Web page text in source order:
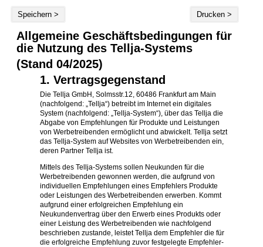
Speichern > Drucken >
Allgemeine Geschäftsbedingungen für
die Nutzung des Tellja-Systems
(Stand 04/2025)
1. Vertragsgegenstand
Die Tellja GmbH, Solmsstr.12, 60486 Frankfurt am Main
(nachfolgend: „Tellja“) betreibt im Internet ein digitales
System (nachfolgend: „Tellja-System“), über das Tellja die
Abgabe von Empfehlungen für Produkte und Leistungen
von Werbetreibenden ermöglicht und abwickelt. Tellja setzt
das Tellja-System auf Websites von Werbetreibenden ein,
deren Partner Tellja ist.
Mittels des Tellja-Systems sollen Neukunden für die
Werbetreibenden gewonnen werden, die aufgrund von
individuellen Empfehlungen eines Empfehlers Produkte
oder Leistungen des Werbetreibenden erwerben. Kommt
aufgrund einer erfolgreichen Empfehlung ein
Neukundenvertrag über den Erwerb eines Produkts oder
einer Leistung des Werbetreibenden wie nachfolgend
beschrieben zustande, leistet Tellja dem Empfehler die für
die erfolgreiche Empfehlung zuvor festgelegte Empfehler-